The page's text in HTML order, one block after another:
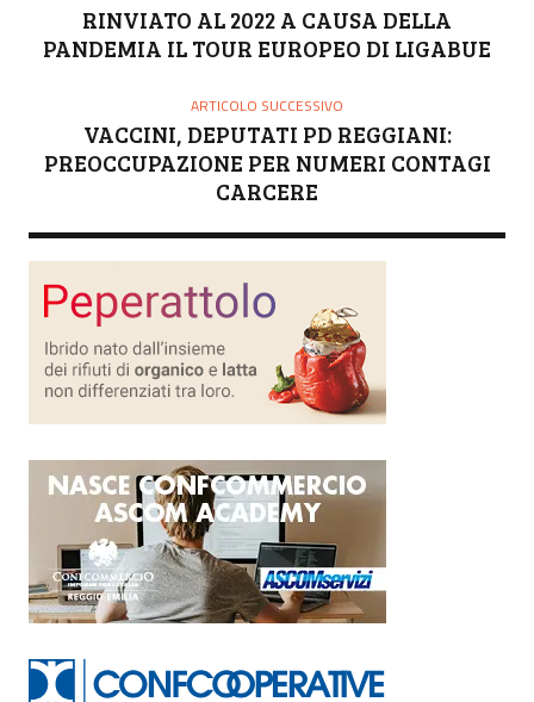
RINVIATO AL 2022 A CAUSA DELLA
PANDEMIA IL TOUR EUROPEO DI LIGABUE
ARTICOLO SUCCESSIVO
VACCINI, DEPUTATI PD REGGIANI:
PREOCCUPAZIONE PER NUMERI CONTAGI
CARCERE